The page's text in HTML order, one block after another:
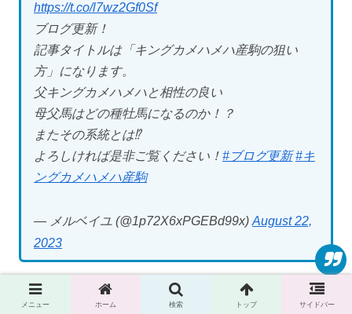
https://t.co/l7wz2Gf0Sf
ブログ更新！
記事タイトルは「キングカメハメハ産駒の狙い
方」になります。
父キングカメハメハと相性の良い
母父馬はどの種牡馬になるのか！？
またその系統とは⁉
よろしければ是非ご覧ください！ #ブログ更新 #キ
ングカメハメハ産駒
— メルベイユ (@1p72X6xPGEBd99x) August 22,
2023
Twitter始めました！
メニュー ホーム 検索 トップ サイドバー